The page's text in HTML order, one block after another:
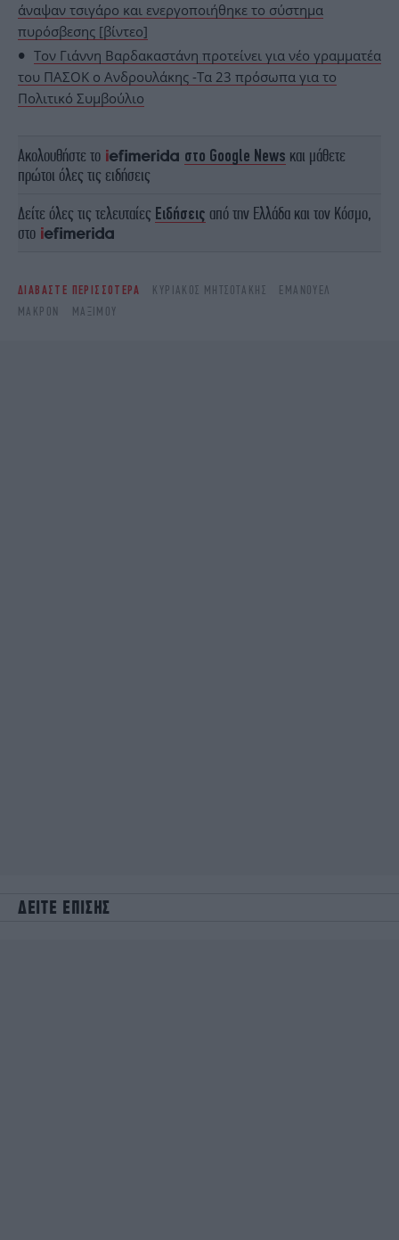
άναψαν τσιγάρο και ενεργοποιήθηκε το σύστημα
πυρόσβεσης [βίντεο]
Τον Γιάννη Βαρδακαστάνη προτείνει για νέο γραμματέα
του ΠΑΣΟΚ ο Ανδρουλάκης -Τα 23 πρόσωπα για το
Πολιτικό Συμβούλιο
Ακολουθήστε το στο Google News και μάθετε
πρώτοι όλες τις ειδήσεις
Δείτε όλες τις τελευταίες Ειδήσεις από την Ελλάδα και τον Κόσμο,
στο
ΔΙΑΒΑΣΤΕ ΠΕΡΙΣΣΟΤΕΡΑ ΚΥΡΙΆΚΟΣ ΜΗΤΣΟΤΆΚΗΣ
ΕΜΑΝΟΥΈΛ
ΜΑΚΡΌΝ
ΜΑΞΊΜΟΥ
ΔΕΙΤΕ ΕΠΙΣΗΣ